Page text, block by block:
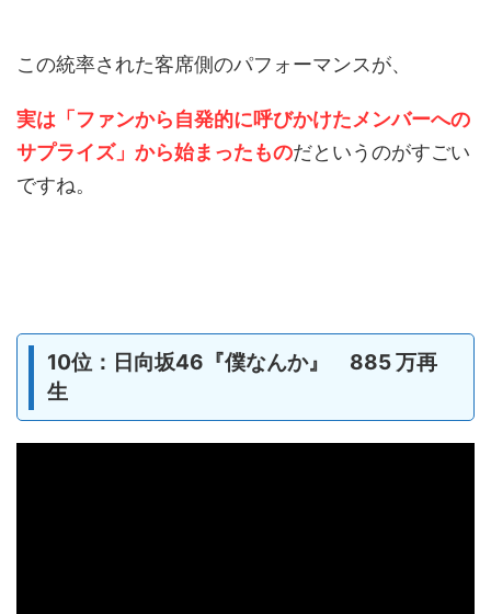
この統率された客席側のパフォーマンスが、
実は「ファンから自発的に呼びかけたメンバーへの
サプライズ」から始まったものだというのがすごい
ですね。
10位：日向坂46『僕なんか』 885 万再
生